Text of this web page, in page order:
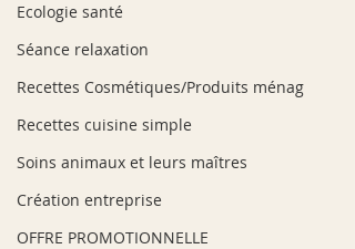
Ecologie santé
Séance relaxation
Recettes Cosmétiques/Produits ménag
Recettes cuisine simple
Soins animaux et leurs maîtres
Création entreprise
OFFRE PROMOTIONNELLE